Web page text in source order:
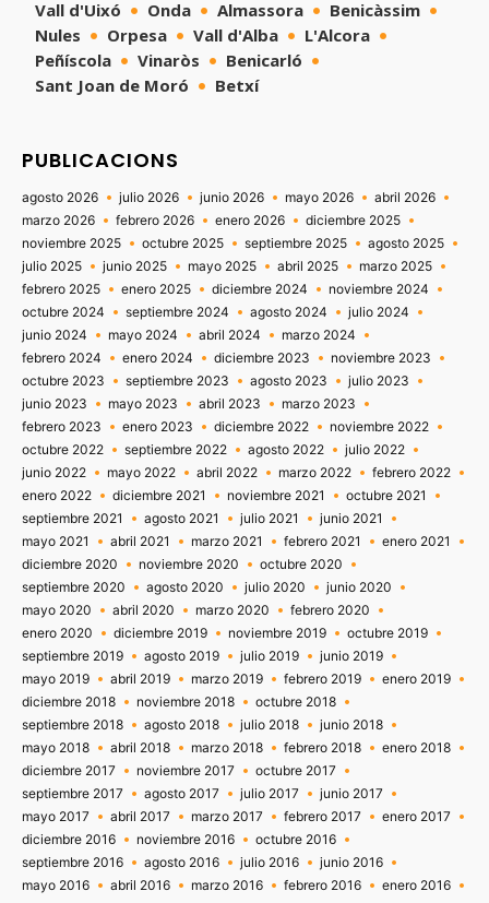
Vall d'Uixó
Onda Almassora
Benicàssim
Nules
Orpesa Vall d'Alba
L'Alcora
Peñíscola
Vinaròs
Benicarló
Sant Joan de Moró
Betxí
PUBLICACIONS
agosto 2026 julio 2026 junio 2026 mayo 2026
abril 2026
marzo 2026
febrero 2026 enero 2026
diciembre 2025
noviembre 2025
octubre 2025 septiembre 2025
agosto 2025
julio 2025
junio 2025 mayo 2025 abril 2025
marzo 2025
febrero 2025
enero 2025 diciembre 2024
noviembre 2024
octubre 2024
septiembre 2024 agosto 2024
julio 2024
junio 2024
mayo 2024 abril 2024
marzo 2024
febrero 2024
enero 2024 diciembre 2023
noviembre 2023
octubre 2023
septiembre 2023 agosto 2023
julio 2023
junio 2023
mayo 2023 abril 2023
marzo 2023
febrero 2023
enero 2023 diciembre 2022
noviembre 2022
octubre 2022
septiembre 2022 agosto 2022
julio 2022
junio 2022
mayo 2022 abril 2022 marzo 2022
febrero 2022
enero 2022
diciembre 2021 noviembre 2021
octubre 2021
septiembre 2021
agosto 2021 julio 2021
junio 2021
mayo 2021
abril 2021 marzo 2021 febrero 2021
enero 2021
diciembre 2020
noviembre 2020
octubre 2020
septiembre 2020
agosto 2020 julio 2020
junio 2020
mayo 2020
abril 2020 marzo 2020
febrero 2020
enero 2020
diciembre 2019 noviembre 2019
octubre 2019
septiembre 2019
agosto 2019 julio 2019
junio 2019
mayo 2019
abril 2019 marzo 2019 febrero 2019
enero 2019
diciembre 2018
noviembre 2018
octubre 2018
septiembre 2018
agosto 2018 julio 2018
junio 2018
mayo 2018
abril 2018 marzo 2018 febrero 2018
enero 2018
diciembre 2017
noviembre 2017
octubre 2017
septiembre 2017
agosto 2017 julio 2017
junio 2017
mayo 2017
abril 2017 marzo 2017 febrero 2017
enero 2017
diciembre 2016
noviembre 2016
octubre 2016
septiembre 2016
agosto 2016 julio 2016
junio 2016
mayo 2016
abril 2016 marzo 2016 febrero 2016
enero 2016